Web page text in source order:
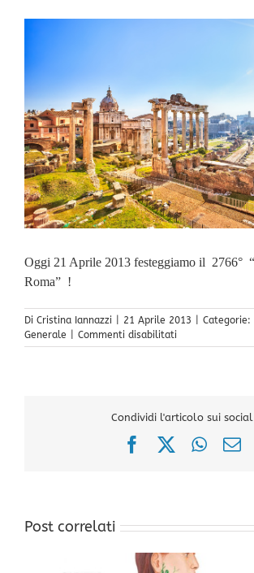
Oggi 21 Aprile 2013 festeggiamo il 2766°
Roma” !
Di Cristina Iannazzi 21 Aprile 2013
Categorie:
Generale
Commenti disabilitatisu
Buon
Condividi l'articolo sui social
Facebook
Post correlati